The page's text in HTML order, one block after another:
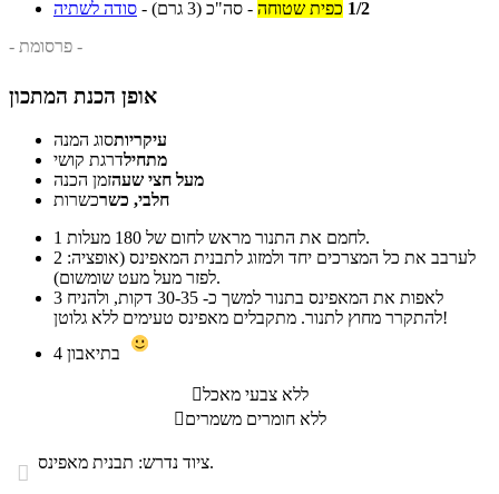
סודה לשתיה - 1/2 כפית שטוחה - סה"כ (3 גרם)
- פרסומת -
אופן הכנת המתכון
עיקריותסוג המנה
מתחילדרגת קושי
מעל חצי שעהזמן הכנה
חלבי, כשרכשרות
1
לחמם את התנור מראש לחום של 180 מעלות.
2
לפזר מעל מעט שומשום).
3
להתקרר מחוץ לתנור. מתקבלים מאפינס טעימים ללא גלוטן!
4
ללא צבעי מאכל
ללא חומרים משמרים
 ציוד נדרש: תבנית מאפינס.